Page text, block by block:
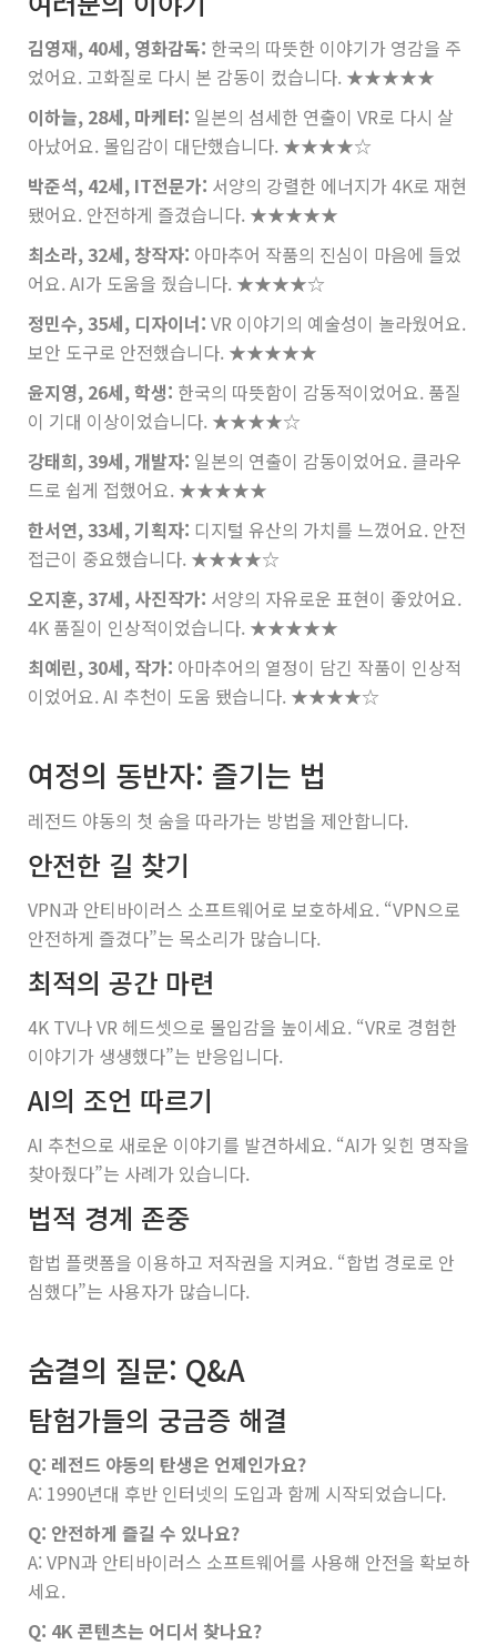
김영재, 40세, 영화감독: 한국의 따뜻한 이야기가 영감을 주
었어요. 고화질로 다시 본 감동이 컸습니다. ★★★★★
이하늘, 28세, 마케터: 일본의 섬세한 연출이 VR로 다시 살
아났어요. 몰입감이 대단했습니다. ★★★★☆
박준석, 42세, IT전문가: 서양의 강렬한 에너지가 4K로 재현
됐어요. 안전하게 즐겼습니다. ★★★★★
최소라, 32세, 창작자: 아마추어 작품의 진심이 마음에 들었
어요. AI가 도움을 줬습니다. ★★★★☆
정민수, 35세, 디자이너: VR 이야기의 예술성이 놀라웠어요.
보안 도구로 안전했습니다. ★★★★★
윤지영, 26세, 학생: 한국의 따뜻함이 감동적이었어요. 품질
이 기대 이상이었습니다. ★★★★☆
강태희, 39세, 개발자: 일본의 연출이 감동이었어요. 클라우
드로 쉽게 접했어요. ★★★★★
한서연, 33세, 기획자: 디지털 유산의 가치를 느꼈어요. 안전
접근이 중요했습니다. ★★★★☆
오지훈, 37세, 사진작가: 서양의 자유로운 표현이 좋았어요.
4K 품질이 인상적이었습니다. ★★★★★
최예린, 30세, 작가: 아마추어의 열정이 담긴 작품이 인상적
이었어요. AI 추천이 도움 됐습니다. ★★★★☆
여정의 동반자: 즐기는 법
레전드 야동의 첫 숨을 따라가는 방법을 제안합니다.
안전한 길 찾기
VPN과 안티바이러스 소프트웨어로 보호하세요. “VPN으로
안전하게 즐겼다”는 목소리가 많습니다.
최적의 공간 마련
4K TV나 VR 헤드셋으로 몰입감을 높이세요. “VR로 경험한
이야기가 생생했다”는 반응입니다.
AI의 조언 따르기
AI 추천으로 새로운 이야기를 발견하세요. “AI가 잊힌 명작을
찾아줬다”는 사례가 있습니다.
법적 경계 존중
합법 플랫폼을 이용하고 저작권을 지켜요. “합법 경로로 안
심했다”는 사용자가 많습니다.
숨결의 질문: Q&A
탐험가들의 궁금증 해결
Q: 레전드 야동의 탄생은 언제인가요?
A: 1990년대 후반 인터넷의 도입과 함께 시작되었습니다.
Q: 안전하게 즐길 수 있나요?
A: VPN과 안티바이러스 소프트웨어를 사용해 안전을 확보하
세요.
Q: 4K 콘텐츠는 어디서 찾나요?